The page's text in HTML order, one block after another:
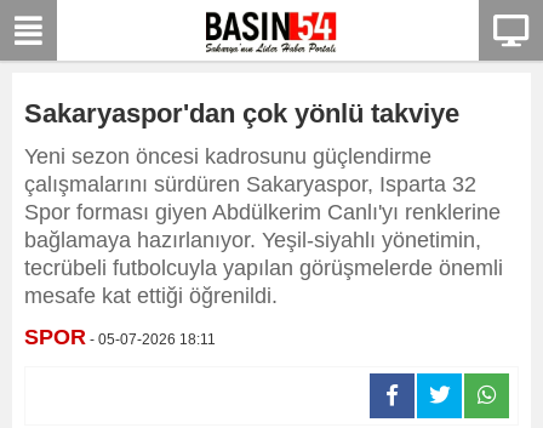
Sakaryaspor'dan çok yönlü takviye
Yeni sezon öncesi kadrosunu güçlendirme
çalışmalarını sürdüren Sakaryaspor, Isparta 32
Spor forması giyen Abdülkerim Canlı'yı renklerine
bağlamaya hazırlanıyor. Yeşil-siyahlı yönetimin,
tecrübeli futbolcuyla yapılan görüşmelerde önemli
mesafe kat ettiği öğrenildi.
SPOR - 05-07-2026 18:11